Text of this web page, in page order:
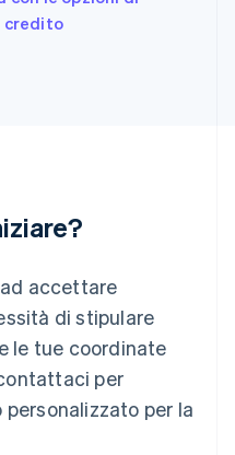
credito
accettare
di stipulare
le tue coordinate
per
per la